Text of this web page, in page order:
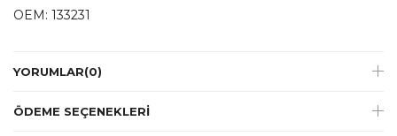
OEM: 133231
YORUMLAR(0)
ÖDEME SEÇENEKLERI